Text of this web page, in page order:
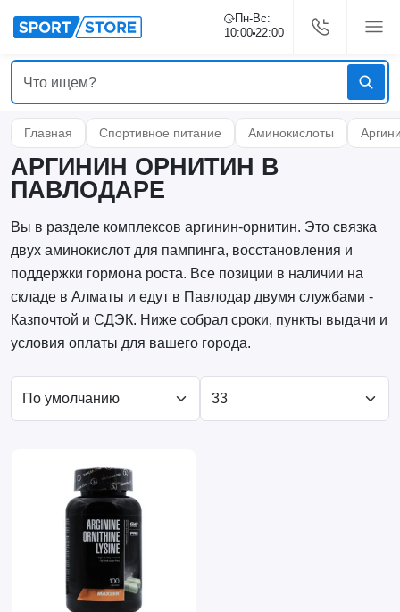
Пн-Вс:
10:00 22:00
Главная Спортивное питание Аминокислоты
АРГИНИН ОРНИТИН В
ПАВЛОДАРЕ
Вы в разделе комплексов аргинин-орнитин. Это связка
двух аминокислот для пампинга, восстановления и
поддержки гормона роста. Все позиции в наличии на
складе в Алматы и едут в Павлодар двумя службами -
Казпочтой и СДЭК. Ниже собрал сроки, пункты выдачи и
условия оплаты для вашего города.